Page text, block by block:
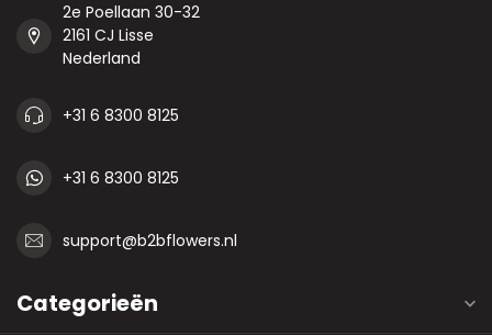
2e Poellaan 30-32
2161 CJ Lisse
Nederland
+31 6 8300 8125
+31 6 8300 8125
support@b2bflowers.nl
Categorieën